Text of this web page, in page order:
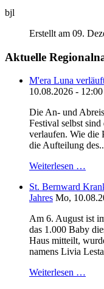
bjl
Erstellt am 09.
Aktuelle
M'era Luna
10.08.2026 - 12:00
Die An- und
Festival selbst sind
verlaufen. Wie die
die Aufteilung
Weiterlesen …
St. Bernward
Jahres Mo,
Am 6. August ist
das 1.000 Baby
Haus mitteilt,
namens Livia
Weiterlesen …